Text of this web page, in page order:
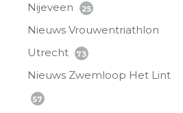
Nijeveen
25
Nieuws Vrouwentriathlon
Utrecht
73
Nieuws Zwemloop Het Lint
57